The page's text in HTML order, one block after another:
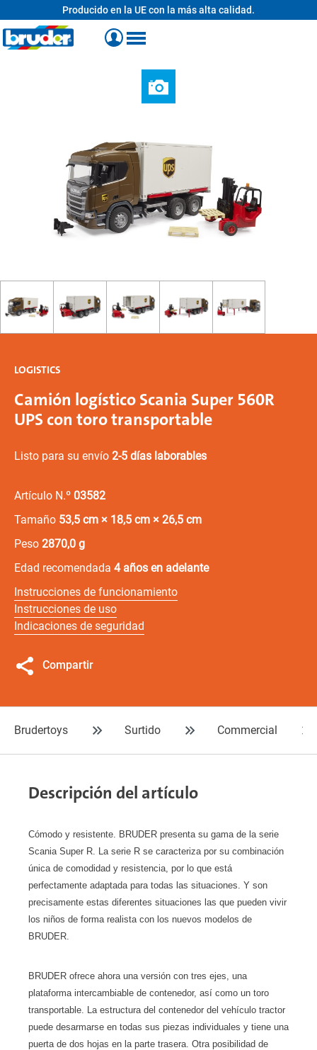
Producido en la UE con la más alta calidad.
LOGISTICS
Camión logístico Scania Super 560R
UPS con toro transportable
Listo para su envío 2-5 días laborables
Artículo N.º 03582
Tamaño 53,5 cm × 18,5 cm × 26,5 cm
Peso 2870,0 g
Edad recomendada 4 años en adelante
Instrucciones de funcionamiento
Instrucciones de uso
Indicaciones de seguridad
Compartir
Brudertoys Surtido Commercial
Descripción del artículo
Cómodo y resistente. BRUDER presenta su gama de la serie
Scania Super R. La serie R se caracteriza por su combinación
única de comodidad y resistencia, por lo que está
perfectamente adaptada para todas las situaciones. Y son
precisamente estas diferentes situaciones las que pueden vivir
los niños de forma realista con los nuevos modelos de
BRUDER.
BRUDER ofrece ahora una versión con tres ejes, una
plataforma intercambiable de contenedor, así como un toro
transportable. La estructura del contenedor del vehículo tractor
puede desarmarse en todas sus piezas individuales y tiene una
puerta de dos hojas en la parte trasera. Otra posibilidad de